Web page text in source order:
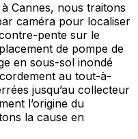
à Cannes, nous traitons
caméra pour localiser
pente sur le
de pompe de
en sous-sol inondé
au tout-à-
jusqu’au collecteur
l’origine du
la cause en